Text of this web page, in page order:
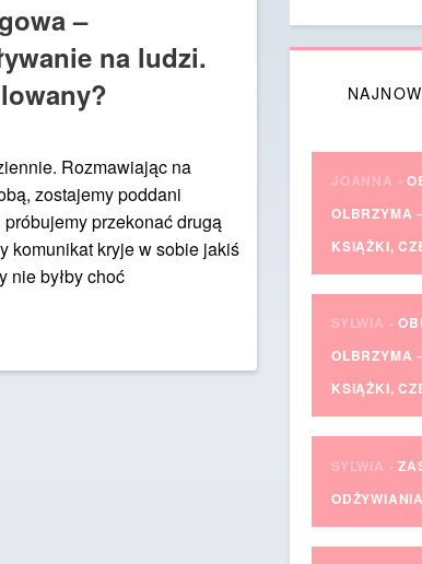
–
na ludzi.
Rozmawiając na
zostajemy poddani
przekonać drugą
komunikat kryje w sobie jakiś
nie byłby choć
JOANNA -
OLBRZYMA
KSIĄŻKI,
SYLWIA -
OLBRZYMA
KSIĄŻKI,
SYLWIA -
ODŻYWIANIA